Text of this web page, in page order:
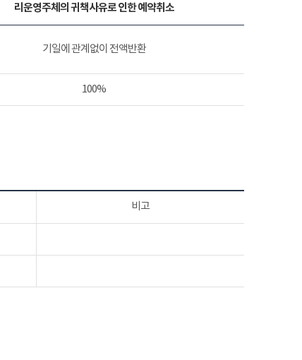
리운영주체의 귀책사유로 인한 예약취소
기일에 관계없이 전액반환
100%
비고